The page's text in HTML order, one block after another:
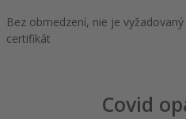
Bez obmedzení, nie je
certifikát
Covid